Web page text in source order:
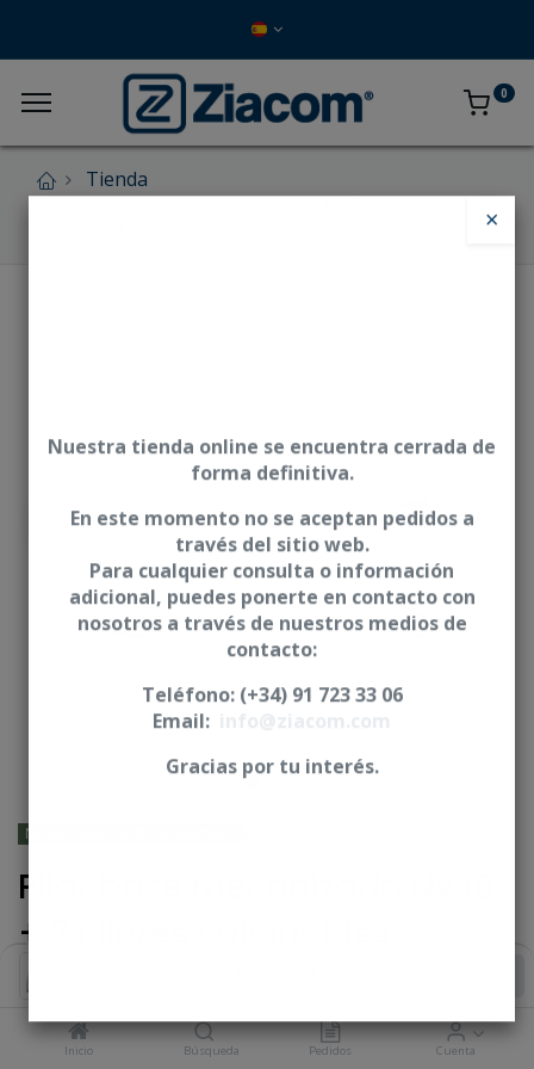
Inicio Búsqueda Pedidos Cuenta
0
Tienda
Pilar base mecanizada Nv30 + 2 Pilares
NOBEL BIOCARE® - Branemark
Pilar base mecanizada Nv30
+ 2 Pilares calcinables
15°/20° - CNO
Longitud (L)
NP=11,40/11,20 mm ** RP=11,50/11,30 mm **
×
Nuestra tienda online se encuentra cerrada de
forma definitiva.
En este momento no se aceptan pedidos a
través del sitio web.
Para cualquier consulta o información
adicional, puedes ponerte en contacto con
nosotros a través de nuestros medios de
contacto:
Teléfono: (+34) 91 723 33 06
Email:
Gracias por tu interés.